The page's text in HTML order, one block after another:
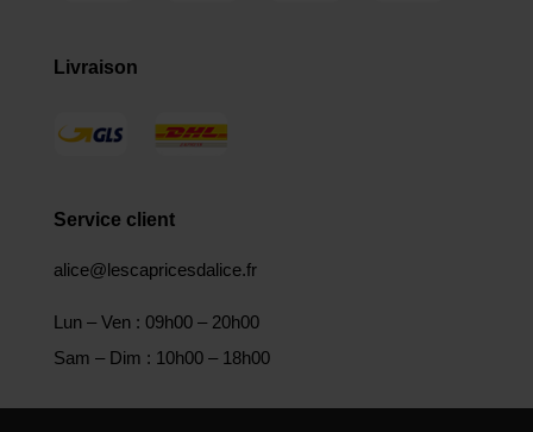
Livraison
Service client
alice@lescapricesdalice.fr
Lun – Ven : 09h00 – 20h00
Sam – Dim : 10h00 – 18h00